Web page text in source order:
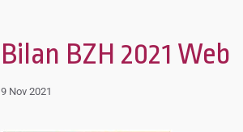
Bilan BZH 2021 Web
9 Nov 2021